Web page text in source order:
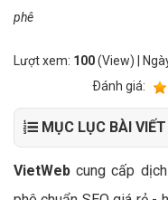
phê
Lượt xem: 100(View) |
Ðánh giá:
MỤC LỤC BÀI VIẾT
VietWeb cung cấp